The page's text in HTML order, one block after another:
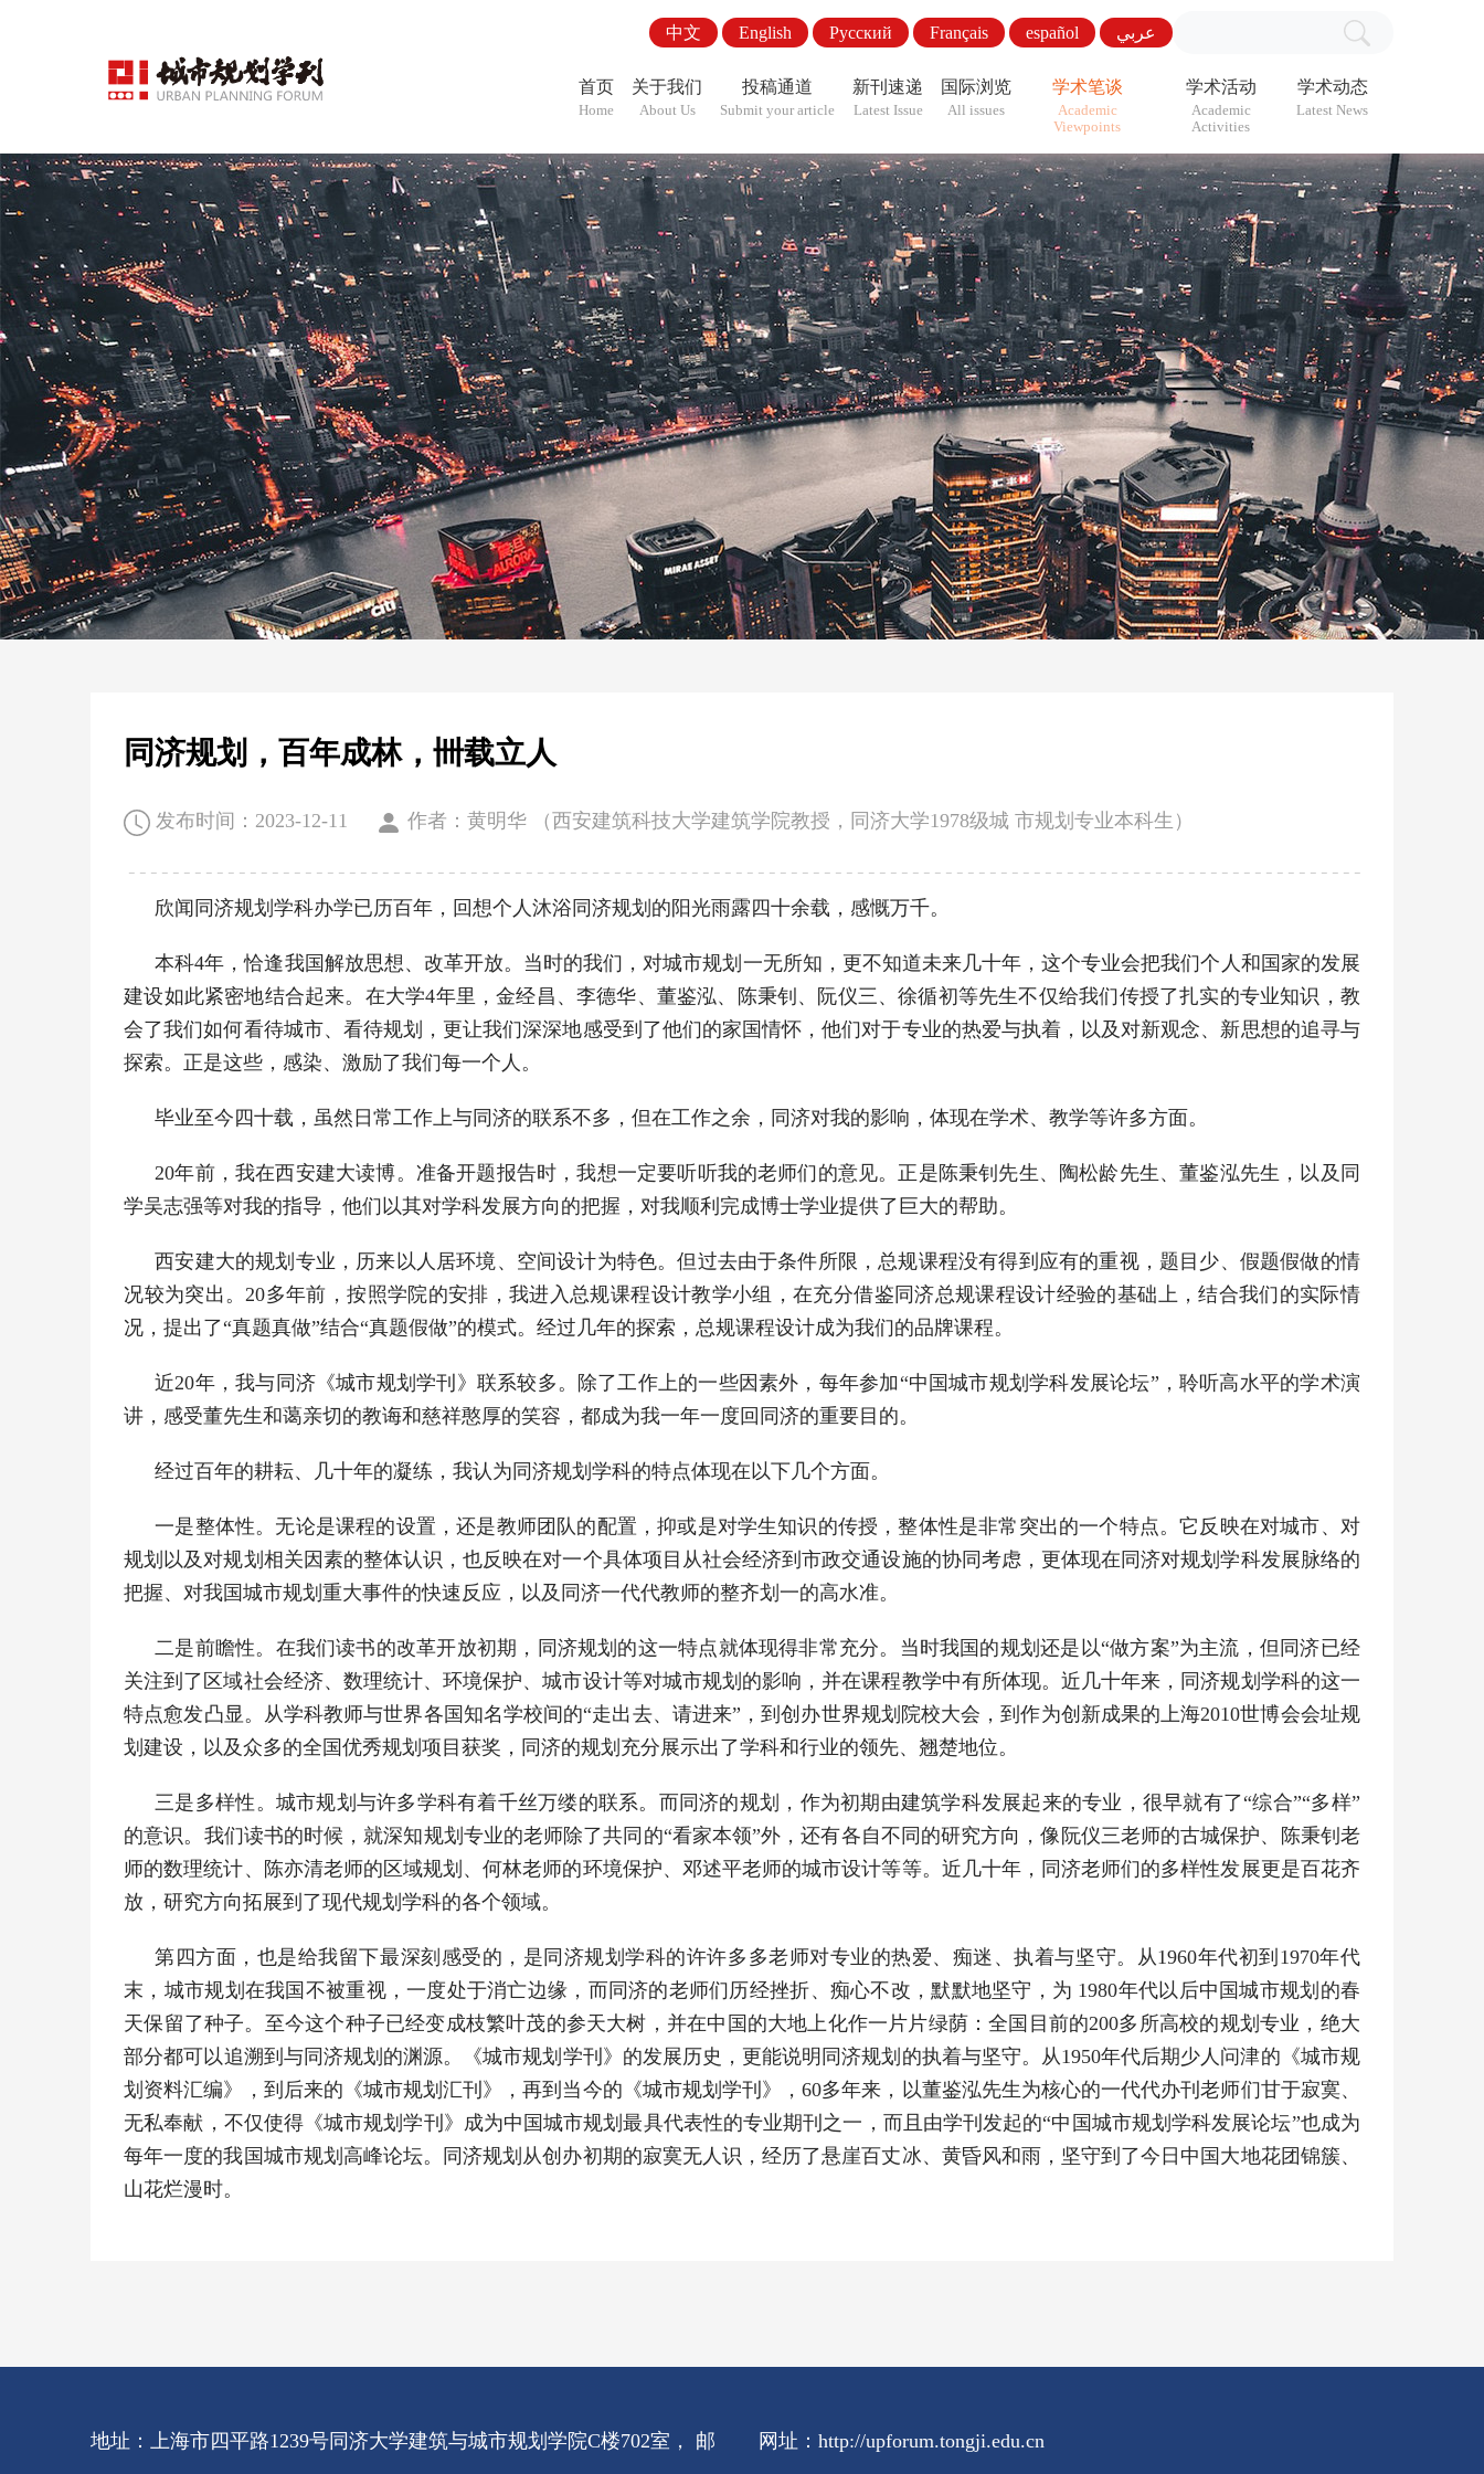
中文 English Pусский Français español عربي
首页
Home
关于我们
About Us
投稿通道
Submit your article
新刊速递
Latest Issue
国际浏览
All issues
学术笔谈
Academic
Viewpoints
学术活动
Academic
Activities
学术动态
Latest News
同济规划，百年成林，卌载立人
发布时间：2023-12-11 作者：黄明华 （西安建筑科技大学建筑学院教授，同济大学1978级城 市规划专业本科生）
欣闻同济规划学科办学已历百年，回想个人沐浴同济规划的阳光雨露四十余载，感慨万千。
本科4年，恰逢我国解放思想、改革开放。当时的我们，对城市规划一无所知，更不知道未来几十年，这个专业会把我们个人和国家的发展
建设如此紧密地结合起来。在大学4年里，金经昌、李德华、董鉴泓、陈秉钊、阮仪三、徐循初等先生不仅给我们传授了扎实的专业知识，教
会了我们如何看待城市、看待规划，更让我们深深地感受到了他们的家国情怀，他们对于专业的热爱与执着，以及对新观念、新思想的追寻与
探索。正是这些，感染、激励了我们每一个人。
毕业至今四十载，虽然日常工作上与同济的联系不多，但在工作之余，同济对我的影响，体现在学术、教学等许多方面。
20年前，我在西安建大读博。准备开题报告时，我想一定要听听我的老师们的意见。正是陈秉钊先生、陶松龄先生、董鉴泓先生，以及同
学吴志强等对我的指导，他们以其对学科发展方向的把握，对我顺利完成博士学业提供了巨大的帮助。
西安建大的规划专业，历来以人居环境、空间设计为特色。但过去由于条件所限，总规课程没有得到应有的重视，题目少、假题假做的情
况较为突出。20多年前，按照学院的安排，我进入总规课程设计教学小组，在充分借鉴同济总规课程设计经验的基础上，结合我们的实际情
况，提出了“真题真做”结合“真题假做”的模式。经过几年的探索，总规课程设计成为我们的品牌课程。
近20年，我与同济《城市规划学刊》联系较多。除了工作上的一些因素外，每年参加“中国城市规划学科发展论坛”，聆听高水平的学术演
讲，感受董先生和蔼亲切的教诲和慈祥憨厚的笑容，都成为我一年一度回同济的重要目的。
经过百年的耕耘、几十年的凝练，我认为同济规划学科的特点体现在以下几个方面。
一是整体性。无论是课程的设置，还是教师团队的配置，抑或是对学生知识的传授，整体性是非常突出的一个特点。它反映在对城市、对
规划以及对规划相关因素的整体认识，也反映在对一个具体项目从社会经济到市政交通设施的协同考虑，更体现在同济对规划学科发展脉络的
把握、对我国城市规划重大事件的快速反应，以及同济一代代教师的整齐划一的高水准。
二是前瞻性。在我们读书的改革开放初期，同济规划的这一特点就体现得非常充分。当时我国的规划还是以“做方案”为主流，但同济已经
关注到了区域社会经济、数理统计、环境保护、城市设计等对城市规划的影响，并在课程教学中有所体现。近几十年来，同济规划学科的这一
特点愈发凸显。从学科教师与世界各国知名学校间的“走出去、请进来”，到创办世界规划院校大会，到作为创新成果的上海2010世博会会址规
划建设，以及众多的全国优秀规划项目获奖，同济的规划充分展示出了学科和行业的领先、翘楚地位。
三是多样性。城市规划与许多学科有着千丝万缕的联系。而同济的规划，作为初期由建筑学科发展起来的专业，很早就有了“综合”“多样”
的意识。我们读书的时候，就深知规划专业的老师除了共同的“看家本领”外，还有各自不同的研究方向，像阮仪三老师的古城保护、陈秉钊老
师的数理统计、陈亦清老师的区域规划、何林老师的环境保护、邓述平老师的城市设计等等。近几十年，同济老师们的多样性发展更是百花齐
放，研究方向拓展到了现代规划学科的各个领域。
第四方面，也是给我留下最深刻感受的，是同济规划学科的许许多多老师对专业的热爱、痴迷、执着与坚守。从1960年代初到1970年代
末，城市规划在我国不被重视，一度处于消亡边缘，而同济的老师们历经挫折、痴心不改，默默地坚守，为 1980年代以后中国城市规划的春
天保留了种子。至今这个种子已经变成枝繁叶茂的参天大树，并在中国的大地上化作一片片绿荫：全国目前的200多所高校的规划专业，绝大
部分都可以追溯到与同济规划的渊源。《城市规划学刊》的发展历史，更能说明同济规划的执着与坚守。从1950年代后期少人问津的《城市规
划资料汇编》，到后来的《城市规划汇刊》，再到当今的《城市规划学刊》，60多年来，以董鉴泓先生为核心的一代代办刊老师们甘于寂寞、
无私奉献，不仅使得《城市规划学刊》成为中国城市规划最具代表性的专业期刊之一，而且由学刊发起的“中国城市规划学科发展论坛”也成为
每年一度的我国城市规划高峰论坛。同济规划从创办初期的寂寞无人识，经历了悬崖百丈冰、黄昏风和雨，坚守到了今日中国大地花团锦簇、
山花烂漫时。
地址：上海市四平路1239号同济大学建筑与城市规划学院C楼702室， 邮
网址：http://upforum.tongji.edu.cn